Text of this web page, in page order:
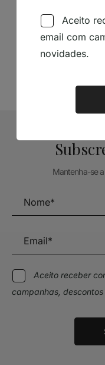
Siga-
TÉCNICA
Mantenha-se
Aceito receber
campanhas,
Aceito
email com
novidades.